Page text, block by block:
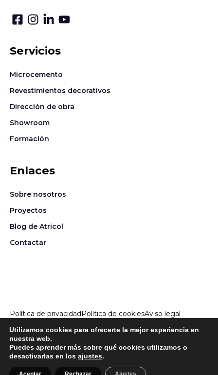
Servicios
Microcemento
Revestimientos decorativos
Dirección de obra
Showroom
Formación
Enlaces
Sobre nosotros
Proyectos
Blog de Atricol
Contactar
© 2026 Atricol Project Solution, S.L.
reservados · Desarrollado por [gpc studio]*
Política de privacidadPolítica de cookiesAviso legal
Utilizamos cookies para ofrecerte la mejor experiencia en
nuestra web.
Puedes aprender más sobre qué cookies utilizamos o
desactivarlas en los ajustes.